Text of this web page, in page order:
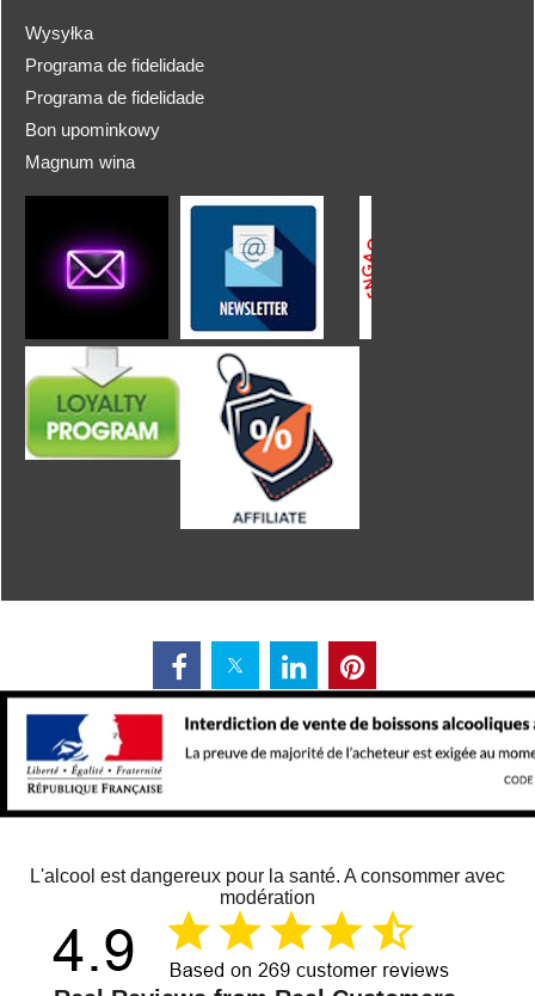
Wysyłka
Programa de fidelidade
Programa de fidelidade
Bon upominkowy
Magnum wina
L'alcool est dangereux pour la santé. A consommer avec
modération